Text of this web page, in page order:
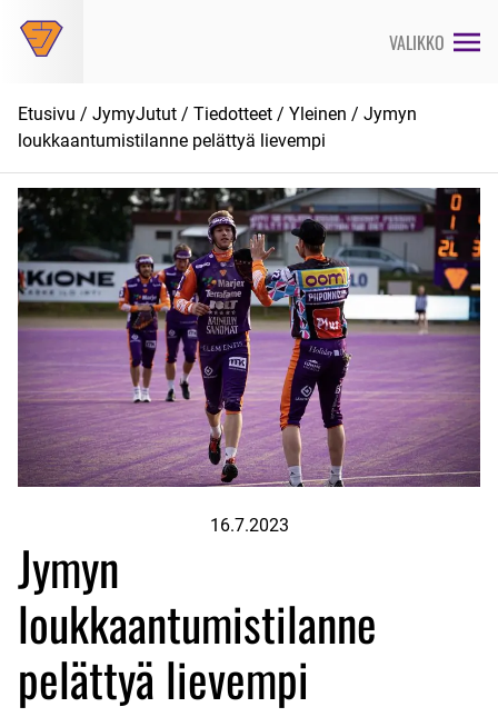
suoraan
VALIKKO
Etusivu / JymyJutut / Tiedotteet / Yleinen / Jymyn
loukkaantumistilanne pelättyä lievempi
16.7.2023
Jymyn
loukkaantumistilanne
pelättyä lievempi